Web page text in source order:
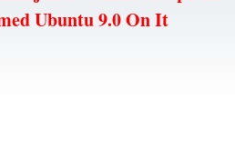
Ubuntu 9.0 On It